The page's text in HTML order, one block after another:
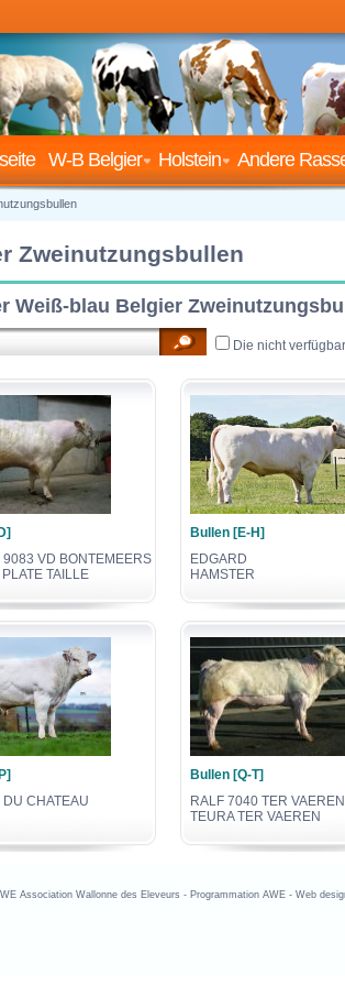
Andere
Holstein
W-B Belgier
Zweinutzungsbullen
Weiß-blau Belgier
Die nicht
VD BONTEMEERS
TAILLE
Bullen [E-H]
EDGARD
HAMSTER
DU CHATEAU
Bullen [Q-T]
RALF 7040 TER VAEREN
TEURA TER VAEREN
Association Wallonne des Eleveurs - Programmation AWE - Web